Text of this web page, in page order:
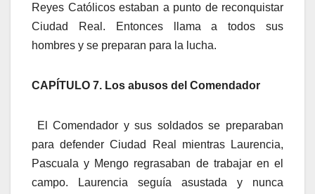
Reyes Católicos estaban a punto de reconquistar
Ciudad Real. Entonces llama a todos sus
hombres y se preparan para la lucha.
CAPÍTULO 7. Los abusos del Comendador
El Comendador y sus soldados se preparaban
para defender Ciudad Real mientras Laurencia,
Pascuala y Mengo regrasaban de trabajar en el
campo. Laurencia seguía asustada y nunca